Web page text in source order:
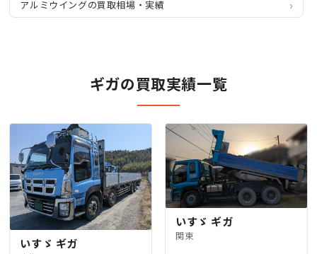
アルミウイングの買取相場・実績
ギガの買取実績一覧
いすゞ ギガ
いすゞ ギガ
関東